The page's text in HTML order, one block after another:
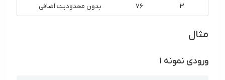
۳ ۷۶ بدون محدودیت اضافی
مثال
ورودی نمونه ۱